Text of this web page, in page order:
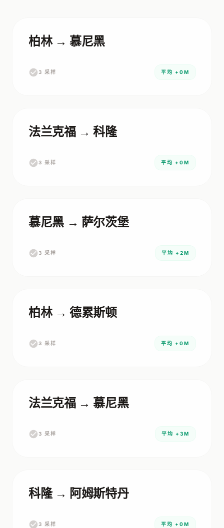
柏林 → 慕尼黑
3 采样 平均 +0M
法兰克福 → 科隆
3 采样 平均 +0M
慕尼黑 → 萨尔茨堡
3 采样 平均 +2M
柏林 → 德累斯顿
3 采样 平均 +0M
法兰克福 → 慕尼黑
3 采样 平均 +3M
科隆 → 阿姆斯特丹
3 采样 平均 +0M